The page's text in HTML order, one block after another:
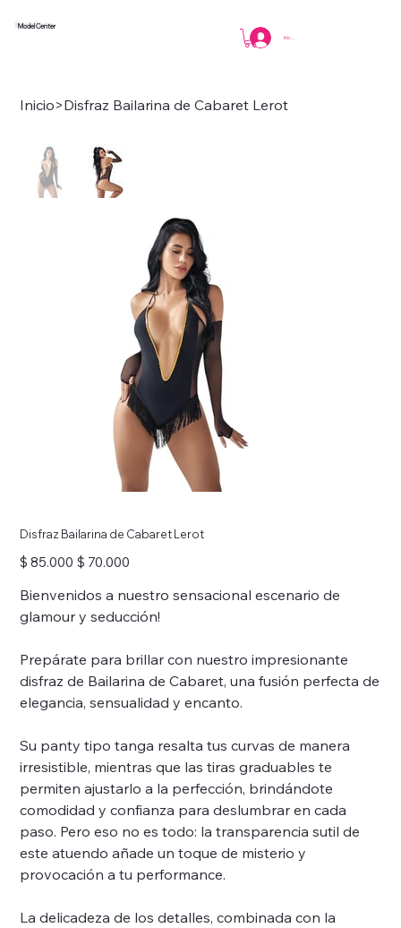
Iniciar sesión
Model Center
Inicio>Disfraz Bailarina de Cabaret Lerot
Disfraz Bailarina de Cabaret Lerot
Precio
original
$ 85.000 Precio
de
$ 70.000
Bienvenidos a nuestro sensacional escenario de
glamour y seducción!
Prepárate para brillar con nuestro impresionante
disfraz de Bailarina de Cabaret, una fusión perfecta de
elegancia, sensualidad y encanto.
Su panty tipo tanga resalta tus curvas de manera
irresistible, mientras que las tiras graduables te
permiten ajustarlo a la perfección, brindándote
comodidad y confianza para deslumbrar en cada
paso. Pero eso no es todo: la transparencia sutil de
este atuendo añade un toque de misterio y
provocación a tu performance.
La delicadeza de los detalles, combinada con la